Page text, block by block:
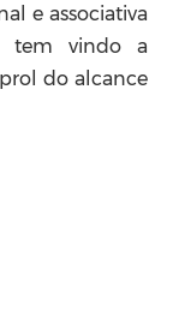
e associativa
tem vindo a
do alcance